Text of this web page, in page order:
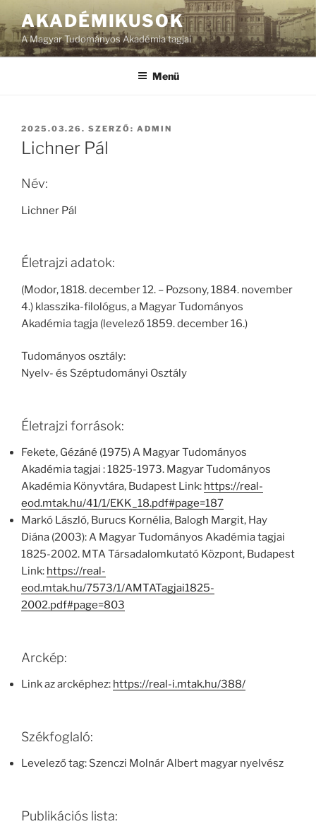
AKADÉMIKUSOK
A Magyar Tudományos Akadémia tagjai
Menü
BEKÜLDVE:
2025.03.26. SZERZŐ: ADMIN
Lichner Pál
Név:
Lichner Pál
Életrajzi adatok:
(Modor, 1818. december 12. – Pozsony, 1884. november
4.) klasszika-filológus, a Magyar Tudományos
Akadémia tagja (levelező 1859. december 16.)
Tudományos osztály:
Nyelv- és Széptudományi Osztály
Életrajzi források:
Fekete, Gézáné (1975) A Magyar Tudományos
Akadémia tagjai : 1825-1973. Magyar Tudományos
Akadémia Könyvtára, Budapest Link: https://real-
eod.mtak.hu/41/1/EKK_18.pdf#page=187
Markó László, Burucs Kornélia, Balogh Margit, Hay
Diána (2003): A Magyar Tudományos Akadémia tagjai
1825-2002. MTA Társadalomkutató Központ, Budapest
Link: https://real-
eod.mtak.hu/7573/1/AMTATagjai1825-
2002.pdf#page=803
Arckép:
Link az arcképhez: https://real-i.mtak.hu/388/
Székfoglaló:
Levelező tag: Szenczi Molnár Albert magyar nyelvész
Publikációs lista: